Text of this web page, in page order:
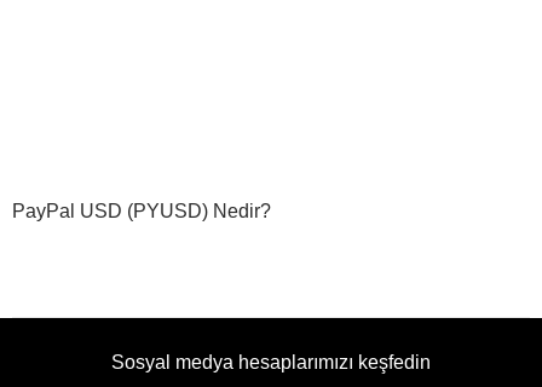
PayPal USD (PYUSD) Nedir?
Sosyal medya hesaplarımızı keşfedin